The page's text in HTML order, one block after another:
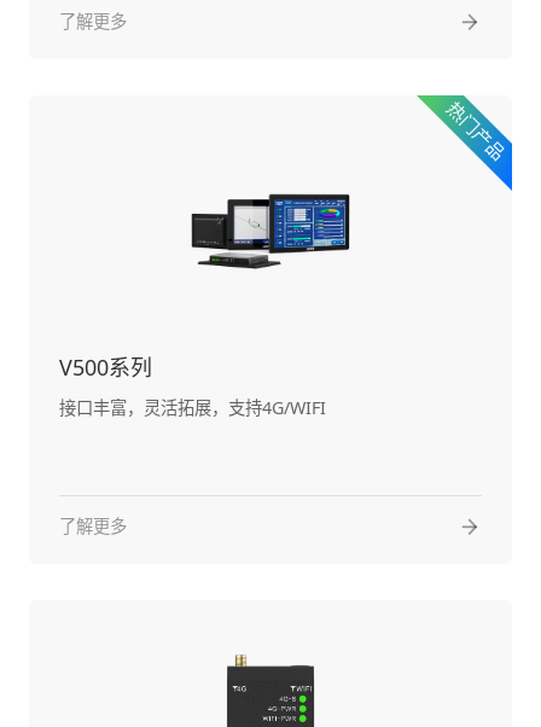
了解更多
V500系列
接口丰富，灵活拓展，支持4G/WIFI
了解更多